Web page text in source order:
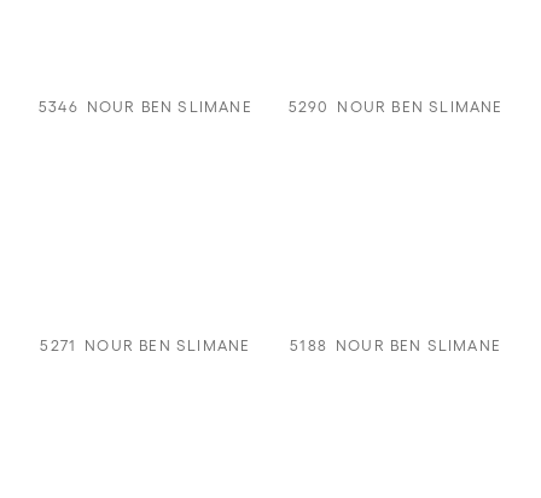
5346 NOUR BEN SLIMANE 5290 NOUR BEN SLIMANE
5271 NOUR BEN SLIMANE 5188 NOUR BEN SLIMANE